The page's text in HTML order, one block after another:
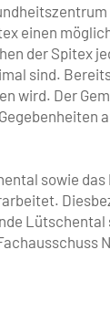
einen
der Spitex
sind.
wird. Der
sowie
Lütschental